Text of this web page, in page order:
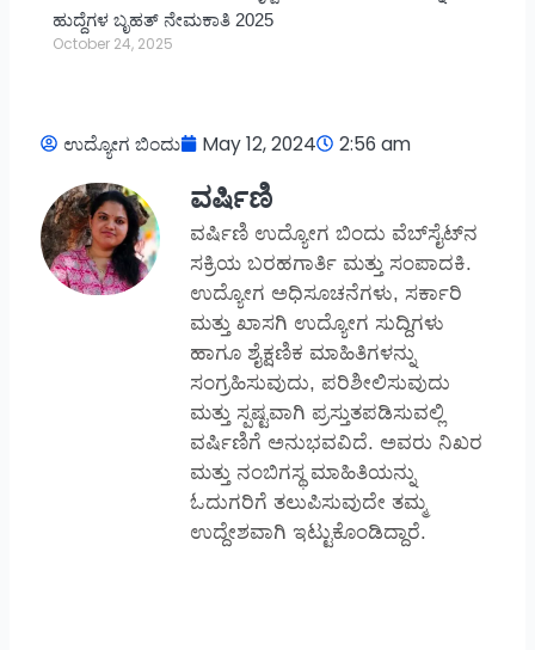
ಹುದ್ದೆಗಳ ಬೃಹತ್ ನೇಮಕಾತಿ 2025
October 24, 2025
ಉದ್ಯೋಗ ಬಿಂದು May 12, 2024 2:56 am
ವರ್ಷಿಣಿ
ವರ್ಷಿಣಿ ಉದ್ಯೋಗ ಬಿಂದು ವೆಬ್‌ಸೈಟ್‌ನ
ಸಕ್ರಿಯ ಬರಹಗಾರ್ತಿ ಮತ್ತು ಸಂಪಾದಕಿ.
ಉದ್ಯೋಗ ಅಧಿಸೂಚನೆಗಳು, ಸರ್ಕಾರಿ
ಮತ್ತು ಖಾಸಗಿ ಉದ್ಯೋಗ ಸುದ್ದಿಗಳು
ಹಾಗೂ ಶೈಕ್ಷಣಿಕ ಮಾಹಿತಿಗಳನ್ನು
ಸಂಗ್ರಹಿಸುವುದು, ಪರಿಶೀಲಿಸುವುದು
ಮತ್ತು ಸ್ಪಷ್ಟವಾಗಿ ಪ್ರಸ್ತುತಪಡಿಸುವಲ್ಲಿ
ವರ್ಷಿಣಿಗೆ ಅನುಭವವಿದೆ. ಅವರು ನಿಖರ
ಮತ್ತು ನಂಬಿಗಸ್ಥ ಮಾಹಿತಿಯನ್ನು
ಓದುಗರಿಗೆ ತಲುಪಿಸುವುದೇ ತಮ್ಮ
ಉದ್ದೇಶವಾಗಿ ಇಟ್ಟುಕೊಂಡಿದ್ದಾರೆ.